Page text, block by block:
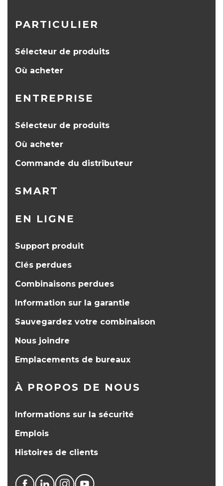
PARTICULIER
Sélecteur de produits
Où acheter
ENTREPRISE
Sélecteur de produits
Où acheter
Commande du distributeur
SMART
EN LIGNE
Support produit
Clés perdues
Combinaisons perdues
Information sur la garantie
Sauvegardez votre combinaison
Nous joindre
Emplacements de bureaux
À PROPOS DE NOUS
Informations sur la sécurité
Emplois
Histoires de clients